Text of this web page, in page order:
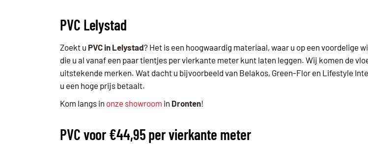
PVC Lelystad
Zoekt u PVC in Lelystad? Het is een hoogwaardig materiaal, waar u op een voordelige
die u al vanaf een paar tientjes per vierkante meter kunt laten leggen. Wij komen de
uitstekende merken. Wat dacht u bijvoorbeeld van Belakos, Green-Flor en Lifestyle
u een hoge prijs betaalt.
Kom langs in onze showroom in Dronten!
PVC voor €44,95 per vierkante meter